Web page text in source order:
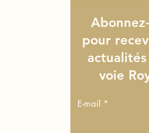
pour
voie
E-mail